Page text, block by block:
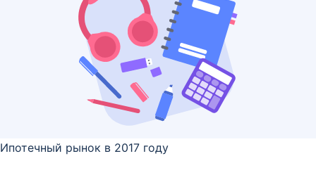
Ипотечный рынок в 2017 году